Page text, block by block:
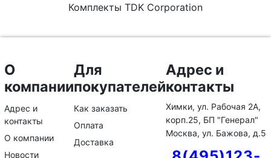
Комплекты TDK Corporation
О
компании
Адрес и
контакты
О компании
Новости
Для
покупателей
Как заказать
Оплата
Доставка
Адрес и
контакты
Химки, ул. Рабочая 2А,
корп.25, БП "Генерал"
Москва, ул. Бажова, д.5